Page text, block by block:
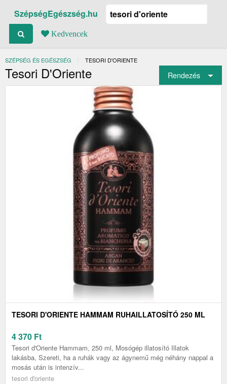
SzépségEgészség.hu
Kedvencek
SZÉPSÉG ÉS EGÉSZSÉG JELENLEGI:
TESORI D'ORIENTE
Tesori D'Oriente Rendezés
TESORI D'ORIENTE HAMMAM RUHAILLATOSÍTÓ 250 ML
4 370 Ft
Tesori d'Oriente Hammam, 250 ml, Mosógép illatosító Illatok
lakásba, Szereti, ha a ruhák vagy az ágynemű még néhány nappal a
mosás után is intenzív...
tesori d'oriente